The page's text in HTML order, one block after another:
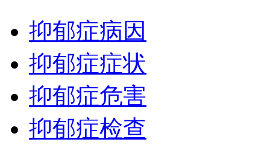
抑郁症病因
抑郁症症状
抑郁症危害
抑郁症检查